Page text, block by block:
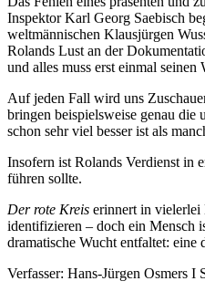
Inspektor Karl Georg Saebisch
weltmännischen Klausjürgen
Rolands Lust an der
und alles muss erst einmal
Auf jeden Fall wird uns
bringen beispielsweise genau die
schon sehr viel besser ist als
Insofern ist Rolands Verdienst in
führen sollte.
Der rote Kreis erinnert in vielerlei
identifizieren – doch ein Mensch
dramatische Wucht entfaltet:
Verfasser: Hans-Jürgen Osmers